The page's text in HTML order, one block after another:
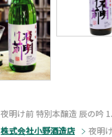
夜明け前 特別本醸造 辰の吟
株式会社小野酒造店
夜明